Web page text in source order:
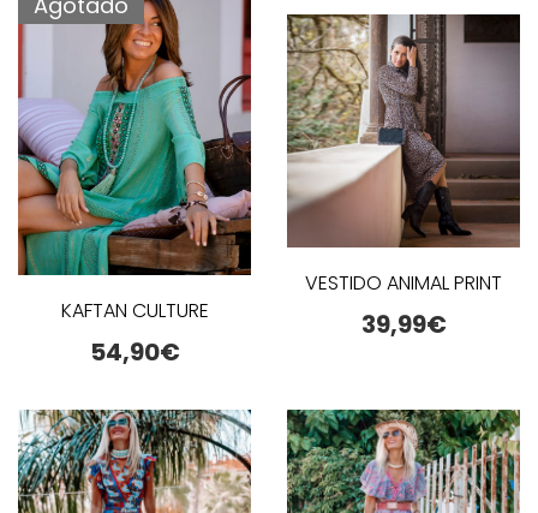
KAFTAN CULTURE
54,90€
VESTIDO ANIMAL PRINT
39,99€